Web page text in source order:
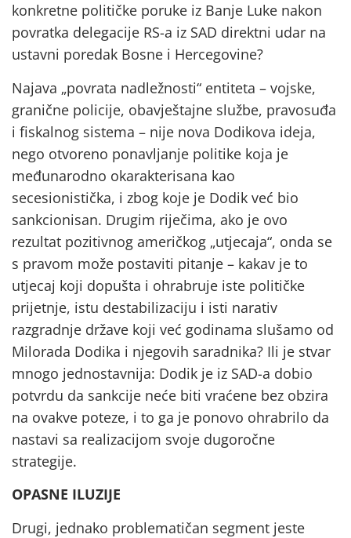
konkretne političke poruke iz Banje Luke nakon
povratka delegacije RS-a iz SAD direktni udar na
ustavni poredak Bosne i Hercegovine?
Najava „povrata nadležnosti“ entiteta – vojske,
granične policije, obavještajne službe, pravosuđa
i fiskalnog sistema – nije nova Dodikova ideja,
nego otvoreno ponavljanje politike koja je
međunarodno okarakterisana kao
secesionistička, i zbog koje je Dodik već bio
sankcionisan. Drugim riječima, ako je ovo
rezultat pozitivnog američkog „utjecaja“, onda se
s pravom može postaviti pitanje – kakav je to
utjecaj koji dopušta i ohrabruje iste političke
prijetnje, istu destabilizaciju i isti narativ
razgradnje države koji već godinama slušamo od
Milorada Dodika i njegovih saradnika? Ili je stvar
mnogo jednostavnija: Dodik je iz SAD-a dobio
potvrdu da sankcije neće biti vraćene bez obzira
na ovakve poteze, i to ga je ponovo ohrabrilo da
nastavi sa realizacijom svoje dugoročne
strategije.
OPASNE ILUZIJE
Drugi, jednako problematičan segment jeste